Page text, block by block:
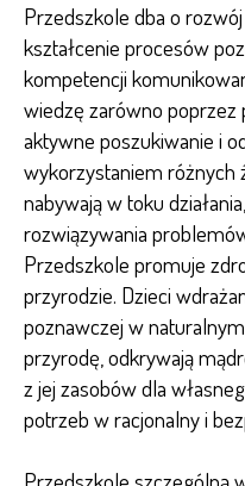
Przedszkole dba o
kształcenie procesów
kompetencji
wiedzę zarówno poprzez
aktywne poszukiwanie i
wykorzystaniem różnych
nabywają w toku
rozwiązywania
Przedszkole promuje
przyrodzie. Dzieci
poznawczej w
przyrodę, odkrywają
z jej zasobów dla
potrzeb w racjonalny i